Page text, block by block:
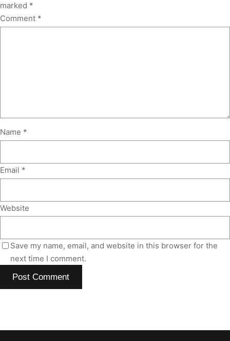
marked *
Comment *
Name *
Email *
Website
Save my name, email, and website in this browser for the
next time I comment.